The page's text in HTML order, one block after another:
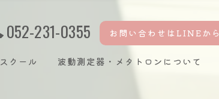
052-231-0355 お問い合わせはLINEから
スクール 波動測定器・メタトロンについて